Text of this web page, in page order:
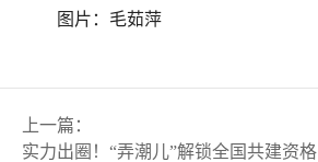
图片 ： 毛茹萍
上一篇 ：
实力出圈！“弄潮儿”解锁全国共建资格